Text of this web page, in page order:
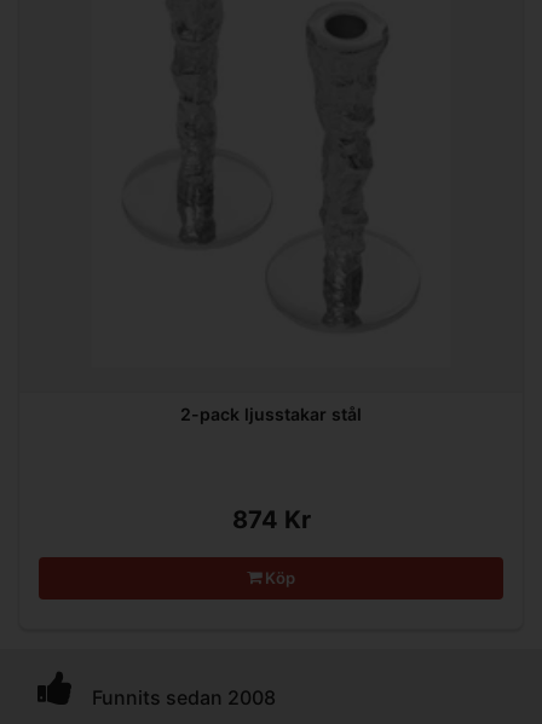
2-pack ljusstakar stål
874 Kr
Köp
Funnits sedan 2008